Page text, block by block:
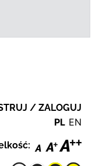
/ ZALOGUJ
PL EN